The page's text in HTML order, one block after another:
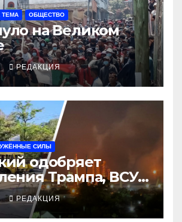
ОБЩЕСТВО
на Великом
РЕДАКЦИЯ
СИЛЫ
одобряет
Трампа, ВСУ
Добропольский
РЕДАКЦИЯ